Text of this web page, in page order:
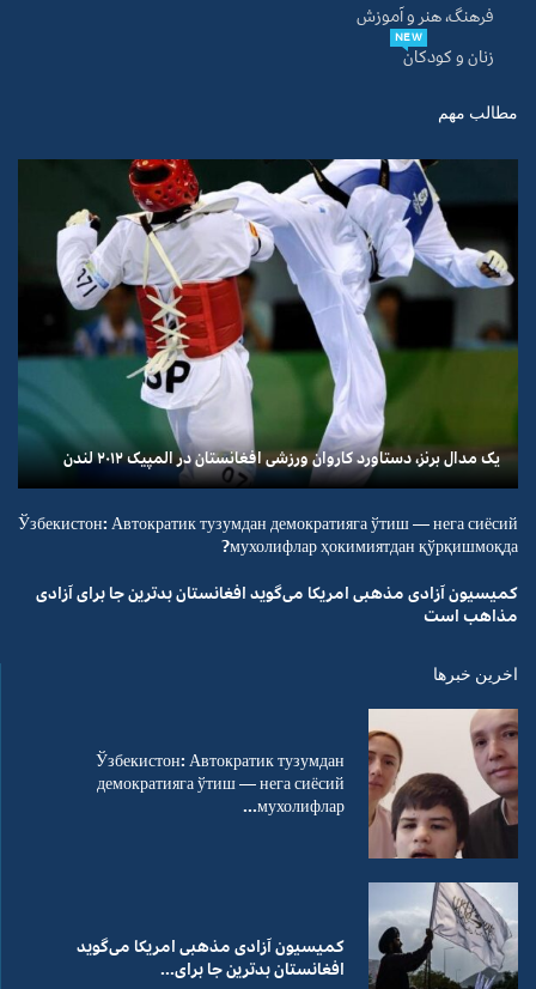
فرهنگ، هنر و آموزش
زنان و کودکان
NEW
مطالب مهم
یک مدال برنز، دستاورد کاروان ورزشی افغانستان در المپیک ۲۰۱۲ لندن
Ўзбекистон: Автократик тузумдан демократияга ўтиш — нега сиёсий
мухолифлар ҳокимиятдан қўрқишмоқда?
کمیسیون آزادی مذهبی امریکا می‌گوید افغانستان بدترین جا برای آزادی
مذاهب است
اخرین خبرها
Ўзбекистон: Автократик тузумдан
демократияга ўтиш — нега сиёсий
мухолифлар...
کمیسیون آزادی مذهبی امریکا می‌گوید
افغانستان بدترین جا برای...